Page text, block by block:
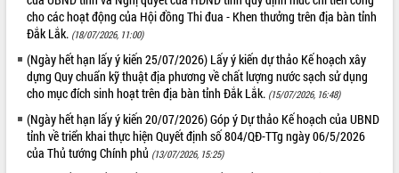
vùng trồng và doanh nghiệp đóng gói
sầu riêng tại Đắk Lắk
Trình diễn nghệ thuật chế biến các
món ăn từ sầu riêng
Đắk Lắk công bố Quy hoạch và xúc
tiến đầu tư tỉnh
Ngành cá ngừ Đắk Lắk chủ động thích
ứng để giữ vững thị trường xuất khẩu
cho các hoạt động của Hội đồng Thi đua - Khen thưởng trên địa bàn tỉnh
Đắk Lắk. (18/07/2026, 11:00)
(Ngày hết hạn lấy ý kiến 25/07/2026) Lấy ý kiến dự thảo Kế hoạch xây
dựng Quy chuẩn kỹ thuật địa phương về chất lượng nước sạch sử dụng
cho mục đích sinh hoạt trên địa bàn tỉnh Đắk Lắk. (15/07/2026, 16:48)
(Ngày hết hạn lấy ý kiến 20/07/2026) Góp ý Dự thảo Kế hoạch của UBND
tỉnh về triển khai thực hiện Quyết định số 804/QĐ-TTg ngày 06/5/2026
của Thủ tướng Chính phủ (13/07/2026, 15:25)